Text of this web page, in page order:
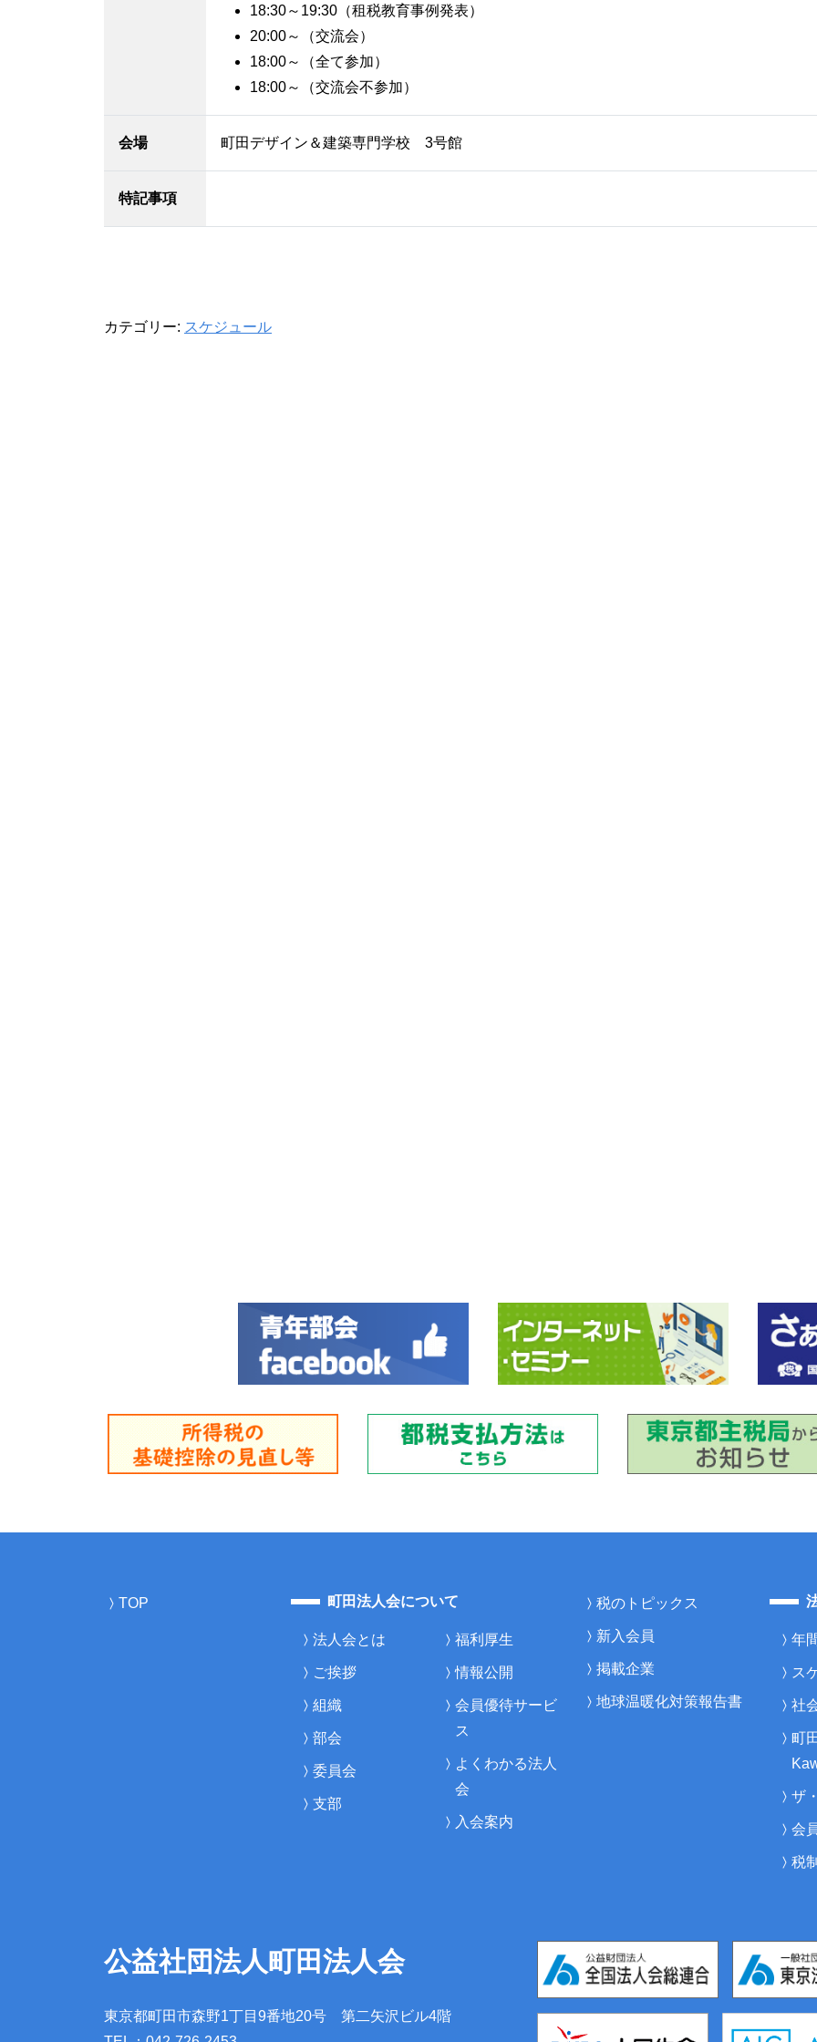
18:30～19:30（租税教育事例発表）
20:00～（交流会）
18:00～（全て参加）
18:00～（交流会不参加）
会場 町田デザイン＆建築専門学校 3号館
特記事項
カテゴリー: スケジュール
TOP 町田法人会について
法人会とは
ご挨拶
組織
部会
委員会
支部
福利厚生
情報公開
会員優待サービ
ス
よくわかる法人
会
入会案内
税のトピックス
新入会員
掲載企業
地球温暖化対策報告書
年
ス
社
町
ザ
会
税
公益社団法人町田法人会
東京都町田市森野1丁目9番地20号 第二矢沢ビル4階